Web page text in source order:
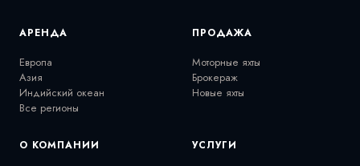
АРЕНДА
Европа
Азия
Индийский океан
Все регионы
ПРОДАЖА
Моторные яхты
Брокераж
Новые яхты
О КОМПАНИИ УСЛУГИ